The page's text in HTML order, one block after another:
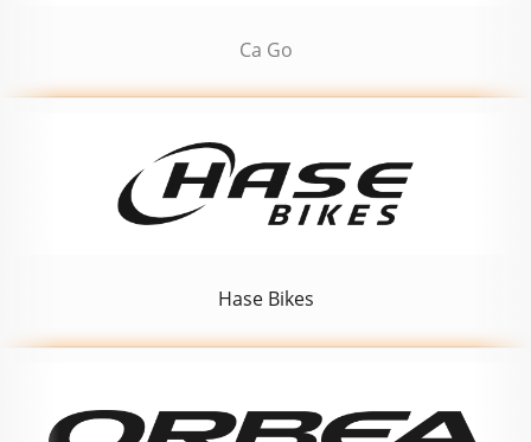
Ca Go
Hase Bikes